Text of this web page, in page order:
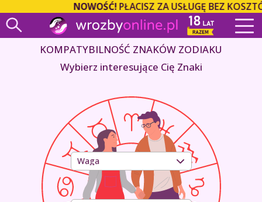
NOWOŚĆ!PŁACISZ ZA USŁUGĘ BEZ
KOMPATYBILNOŚĆ ZNAKÓW ZODIAKU
Wybierz interesujące Cię Znaki